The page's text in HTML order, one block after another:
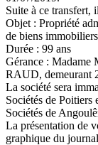
Suite à ce transfert,
Objet : Propriété
de biens immobiliers
Durée : 99 ans
Gérance :
RAUD,
La société sera
Sociétés de Poitiers
Sociétés de
La présentation de
graphique du journal